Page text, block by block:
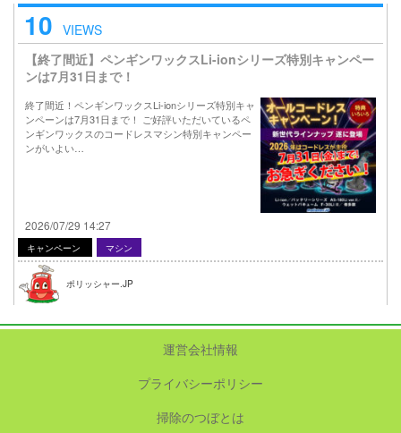
10 VIEWS
【終了間近】ペンギンワックスLi-ionシリーズ特別キャンペー
ンは7月31日まで！
終了間近！ペンギンワックスLi-ionシリーズ特別キャ
ンペーンは7月31日まで！ ご好評いただいているペ
ンギンワックスのコードレスマシン特別キャンペー
ンがいよい…
2026/07/29 14:27
キャンペーン マシン
ポリッシャー.JP
運営会社情報
プライバシーポリシー
掃除のつぼとは